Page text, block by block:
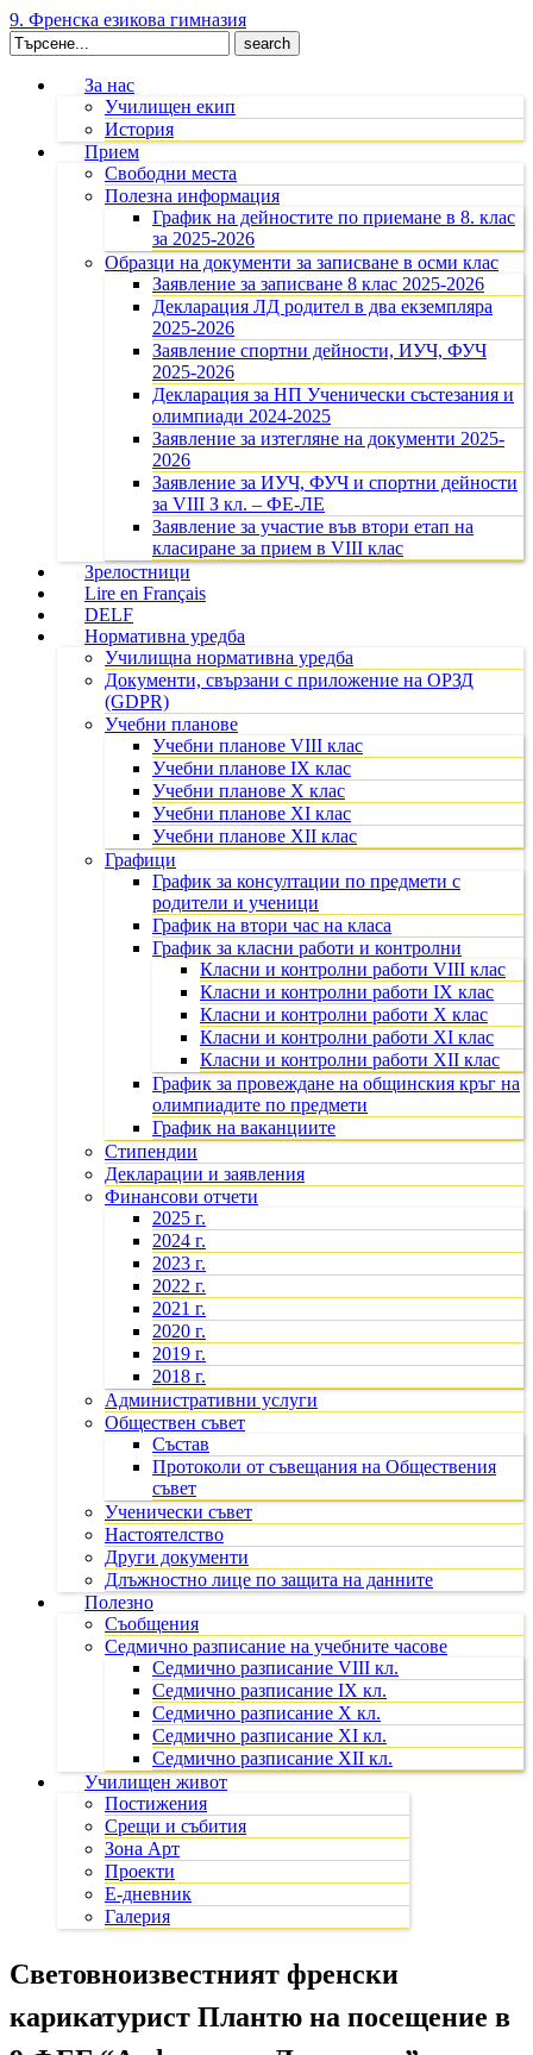
9. Френска езикова гимназия
Search
for:
За нас
Училищен екип
История
Прием
Свободни места
Полезна информация
График на дейностите по приемане в 8. клас
за 2025-2026
Образци на документи за записване в осми клас
Заявление за записване 8 клас 2025-2026
Декларация ЛД родител в два екземпляра
2025-2026
Заявление спортни дейности, ИУЧ, ФУЧ
2025-2026
Декларация за НП Ученически състезания и
олимпиади 2024-2025
Заявление за изтегляне на документи 2025-
2026
Заявление за ИУЧ, ФУЧ и спортни дейности
за VIII З кл. – ФЕ-ЛЕ
Заявление за участие във втори етап на
класиране за прием в VIII клас
Зрелостници
Lire en Français
DELF
Нормативна уредба
Училищна нормативна уредба
Документи, свързани с приложение на ОРЗД
(GDPR)
Учебни планове
Учебни планове VIII клас
Учебни планове IX клас
Учебни планове X клас
Учебни планове XI клас
Учебни планове XII клас
Графици
График за консултации по предмети с
родители и ученици
График на втори час на класа
График за класни работи и контролни
Класни и контролни работи VIII клас
Класни и контролни работи IX клас
Класни и контролни работи X клас
Класни и контролни работи XI клас
Класни и контролни работи XII клас
График за провеждане на общинския кръг на
олимпиадите по предмети
График на ваканциите
Стипендии
Декларации и заявления
Финансови отчети
2025 г.
2024 г.
2023 г.
2022 г.
2021 г.
2020 г.
2019 г.
2018 г.
Административни услуги
Обществен съвет
Състав
Протоколи от съвещания на Обществения
съвет
Ученически съвет
Настоятелство
Други документи
Длъжностно лице по защита на данните
Полезно
Съобщения
Седмично разписание на учебните часове
Седмично разписание VIII кл.
Седмично разписание IX кл.
Седмично разписание X кл.
Седмично разписание XI кл.
Седмично разписание XII кл.
Училищен живот
Постижения
Срещи и събития
Зона Арт
Проекти
Е-дневник
Галерия
Световноизвестният френски
карикатурист Плантю на посещение в